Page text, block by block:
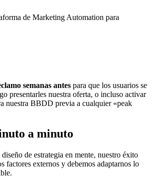
de Marketing Automation para
semanas antes para que los usuarios se
presentarles nuestra oferta, o incluso activar
nuestra BBDD previa a cualquier «peak
a minuto
de estrategia en mente, nuestro éxito
factores externos y debemos adaptarnos lo